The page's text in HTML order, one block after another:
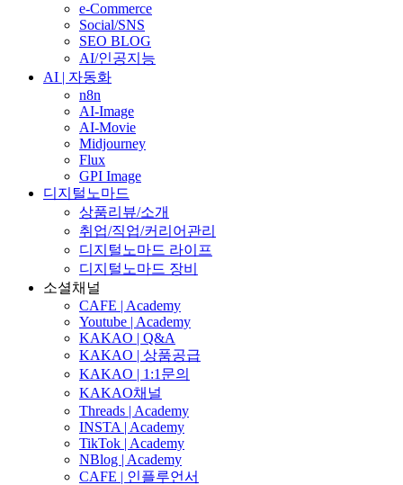
e-Commerce
Social/SNS
SEO BLOG
AI/인공지능
AI | 자동화
n8n
AI-Image
AI-Movie
Midjourney
Flux
GPI Image
디지털노마드
상품리뷰/소개
취업/직업/커리어관리
디지털노마드 라이프
디지털노마드 장비
소셜채널
CAFE | Academy
Youtube | Academy
KAKAO | Q&A
KAKAO | 상품공급
KAKAO | 1:1문의
KAKAO채널
Threads | Academy
INSTA | Academy
TikTok | Academy
NBlog | Academy
CAFE | 인플루언서